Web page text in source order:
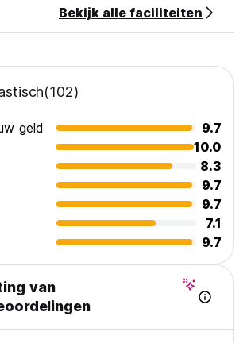
Bekijk alle faciliteiten
(102)
geld
9.7
10.0
8.3
9.7
9.7
7.1
9.7
van